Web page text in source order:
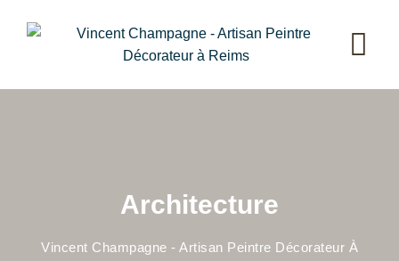
Architecture
Vincent Champagne - Artisan Peintre Décorateur À